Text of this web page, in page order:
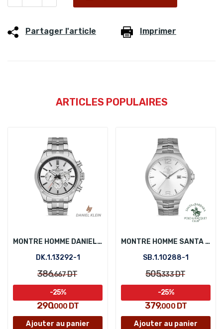
Partager l'article Imprimer
ARTICLES POPULAIRES
MONTRE HOMME DANIEL KLEIN DK.1.13292-1
DK.1.13292-1
386,667DT
290,000 DT
-25%
Ajouter au panier
MONTRE HOMME SANTA BARBARA POLO SB.1.10288-1
SB.1.10288-1
505,333DT
379,000DT
-25%
Ajouter au panier